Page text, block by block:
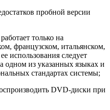
пробной версии
только на
французском, итальянском,
использования следует
одном из указанных языках и
стандартах системы;
DVD-диски при